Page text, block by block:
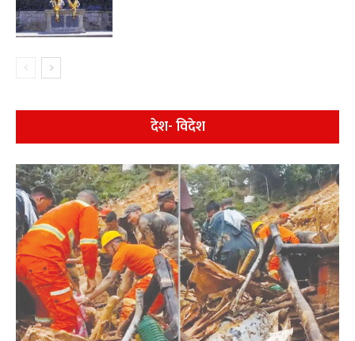
देश- विदेश